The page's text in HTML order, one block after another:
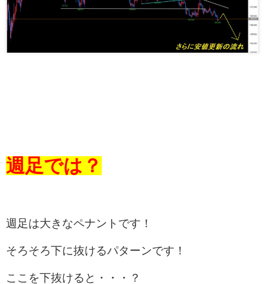
週足では？
週足は大きなペナントです！
そろそろ下に抜けるパターンです！
ここを下抜けると・・・？